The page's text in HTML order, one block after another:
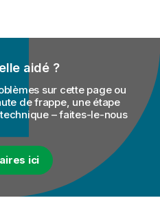
aidé ?
sur cette page ou
de frappe, une étape
– faites-le-nous
ici